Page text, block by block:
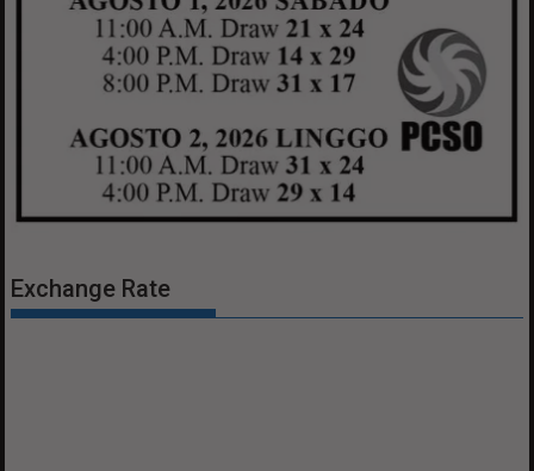
Exchange Rate